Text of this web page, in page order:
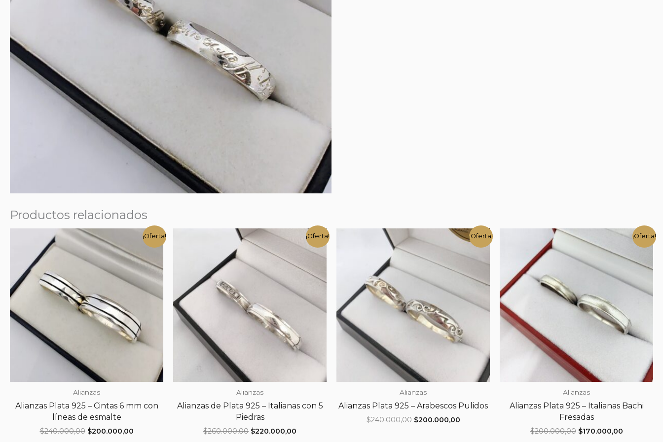
Productos relacionados
¡Oferta!
Alianzas
Alianzas Plata 925 – Cintas 6 mm con
líneas de esmalte
$240.000,00 El
$200.000,00El
¡Oferta!
Alianzas
Alianzas de Plata 925 – Italianas con 5
Piedras
$260.000,00 El
$220.000,00
¡Oferta!
Alianzas
Alianzas Plata 925 – Arabescos Pulidos
$240.000,00 El
$200.000,00El
¡Oferta!
Alianzas
Alianzas Plata 925 – Italianas Bachi
Fresadas
$200.000,00 El
$170.000,00El